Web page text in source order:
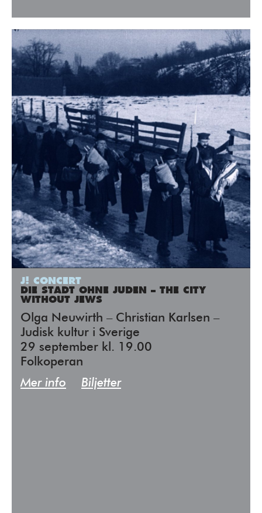
J! CONCERT
DIE STADT OHNE JUDEN – THE CITY
WITHOUT JEWS
Olga Neuwirth – Christian Karlsen –
Judisk kultur i Sverige
29 september kl. 19.00
Folkoperan
Mer info
Biljetter